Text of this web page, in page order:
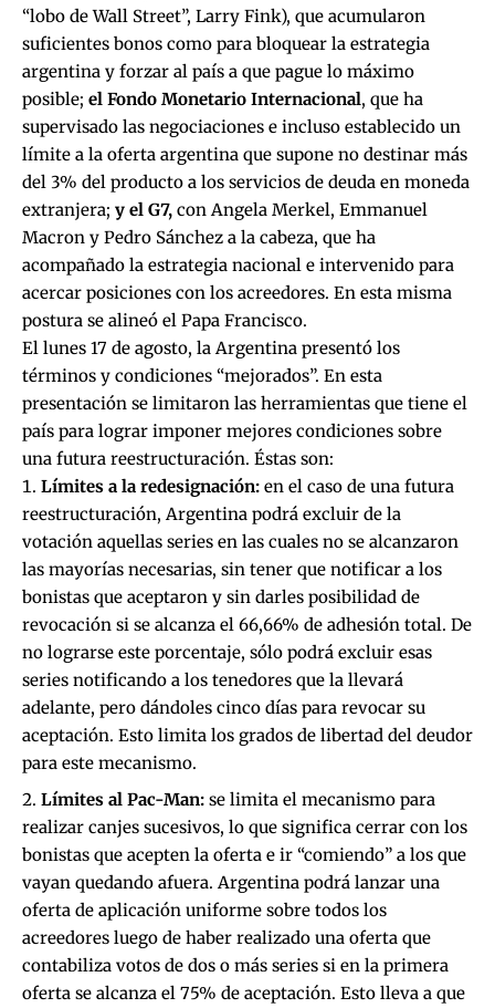
“lobo de Wall Street”, Larry Fink), que acumularon
suficientes bonos como para bloquear la estrategia
argentina y forzar al país a que pague lo máximo
posible; el Fondo Monetario Internacional, que ha
supervisado las negociaciones e incluso establecido un
límite a la oferta argentina que supone no destinar más
del 3% del producto a los servicios de deuda en moneda
extranjera; y el G7, con Angela Merkel, Emmanuel
Macron y Pedro Sánchez a la cabeza, que ha
acompañado la estrategia nacional e intervenido para
acercar posiciones con los acreedores. En esta misma
postura se alineó el Papa Francisco.
El lunes 17 de agosto, la Argentina presentó los
términos y condiciones “mejorados”. En esta
presentación se limitaron las herramientas que tiene el
país para lograr imponer mejores condiciones sobre
una futura reestructuración. Éstas son:
Límites a la redesignación: en el caso de una futura
reestructuración, Argentina podrá excluir de la
votación aquellas series en las cuales no se alcanzaron
las mayorías necesarias, sin tener que notificar a los
bonistas que aceptaron y sin darles posibilidad de
revocación si se alcanza el 66,66% de adhesión total. De
no lograrse este porcentaje, sólo podrá excluir esas
series notificando a los tenedores que la llevará
adelante, pero dándoles cinco días para revocar su
aceptación. Esto limita los grados de libertad del deudor
para este mecanismo.
Límites al Pac-Man: se limita el mecanismo para
realizar canjes sucesivos, lo que significa cerrar con los
bonistas que acepten la oferta e ir “comiendo” a los que
vayan quedando afuera. Argentina podrá lanzar una
oferta de aplicación uniforme sobre todos los
acreedores luego de haber realizado una oferta que
contabiliza votos de dos o más series si en la primera
oferta se alcanza el 75% de aceptación. Esto lleva a que